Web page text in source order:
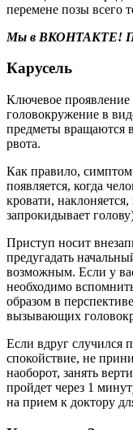
перемене позы всего
Мы в ВКОНТАКТЕ!
Карусель
Ключевое
головокружение в
предметы вращаются
рвота.
Как правило,
появляется, когда
кровати,
запрокидывает
Приступ носит
предугадать
возможным. Если у
необходимо
образом в
вызывающих
Если вдруг случился
спокойствие, не
наоборот, занять
пройдет через 1
на прием к доктору